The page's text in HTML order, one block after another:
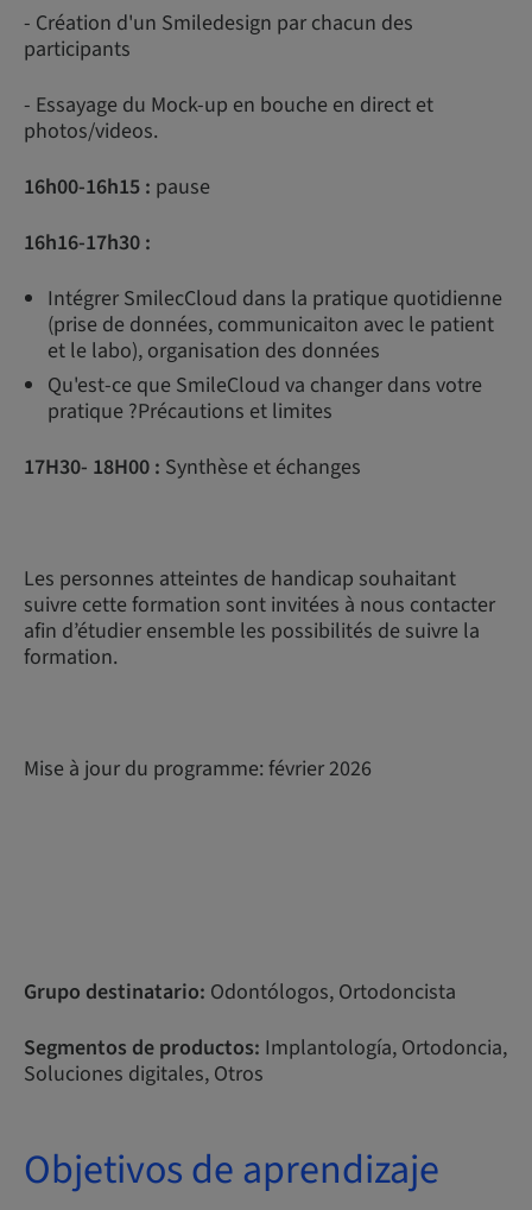
- Création d'un Smiledesign par chacun des
participants
- Essayage du Mock-up en bouche en direct et
photos/videos.
16h00-16h15 : pause
16h16-17h30 :
Intégrer SmilecCloud dans la pratique quotidienne
(prise de données, communicaiton avec le patient
et le labo), organisation des données
Qu'est-ce que SmileCloud va changer dans votre
pratique ?Précautions et limites
17H30- 18H00 : Synthèse et échanges
Les personnes atteintes de handicap souhaitant
suivre cette formation sont invitées à nous contacter
afin d’étudier ensemble les possibilités de suivre la
formation.
Mise à jour du programme: février 2026
Grupo destinatario: Odontólogos, Ortodoncista
Segmentos de productos: Implantología, Ortodoncia,
Soluciones digitales, Otros
Objetivos de aprendizaje